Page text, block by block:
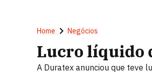
Home Negócios
Lucro líquido
A Duratex anunciou que teve